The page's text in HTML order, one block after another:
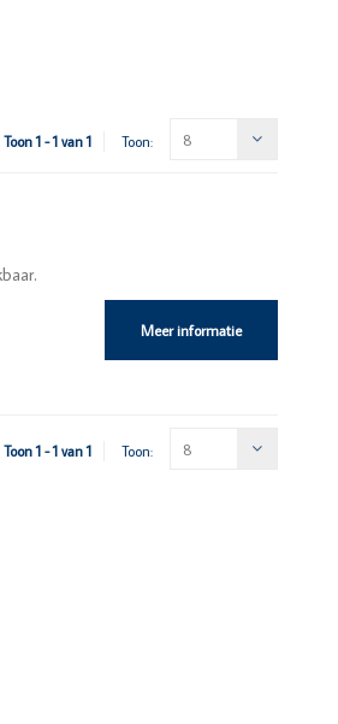
Toon 1 - 1 van 1 Toon: 8
Meer informatie
Toon 1 - 1 van 1 Toon: 8